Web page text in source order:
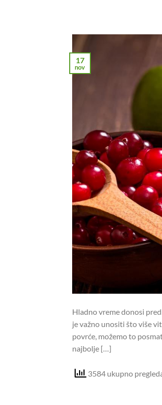
17
nov
Hladno vreme donosi
je važno unositi što više
povrće, možemo to
najbolje […]
3584 ukupno